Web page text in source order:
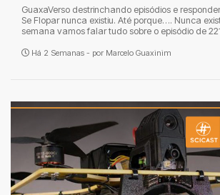
GuaxaVerso destrinchando episódios e
Se Flopar nunca existiu. Até porque…. Nunca
semana vamos falar tudo sobre o episódio de
Há 2 Semanas - por Marcelo Guaxinim